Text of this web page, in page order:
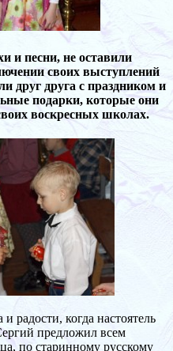
и песни, не оставили
своих выступлений
друг друга с праздником и
подарки, которые они
воскресных школах.
радости, когда настоятель
предложил всем
по старинному русскому